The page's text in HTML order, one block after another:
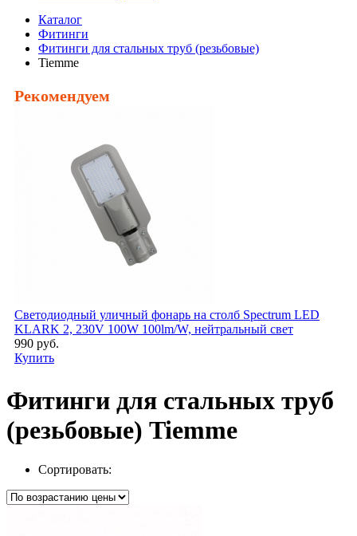
Каталог
Фитинги
Фитинги для стальных труб (резьбовые)
Tiemme
Рекомендуем
Светодиодный уличный фонарь на столб Spectrum LED
KLARK 2, 230V 100W 100lm/W, нейтральный свет
990 руб.
Купить
Фитинги для стальных труб
(резьбовые) Tiemme
Сортировать: